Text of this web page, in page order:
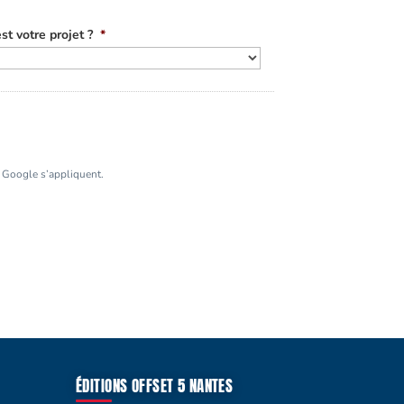
votre projet ? *
s’appliquent.
ÉDITIONS OFFSET 5 NANTES